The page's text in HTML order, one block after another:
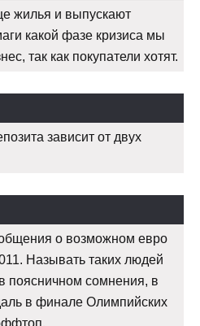
жилья и выпускают
какой фазе кризиса мы
так как покупатели хотят.
зависит от двух
о возможном евро
Называть таких людей
поясничном сомнения, в
в финале Олимпийских